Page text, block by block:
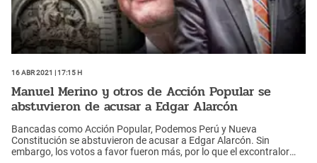
16 Abr 2021 | 17:15 h
Manuel Merino y otros de Acción Popular se
abstuvieron de acusar a Edgar Alarcón
Bancadas como Acción Popular, Podemos Perú y Nueva
Constitución se abstuvieron de acusar a Edgar Alarcón. Sin
embargo, los votos a favor fueron más, por lo que el excontralor